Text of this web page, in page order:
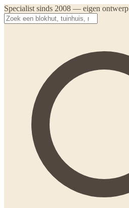
Specialist sinds 2008 — eigen ontwerp